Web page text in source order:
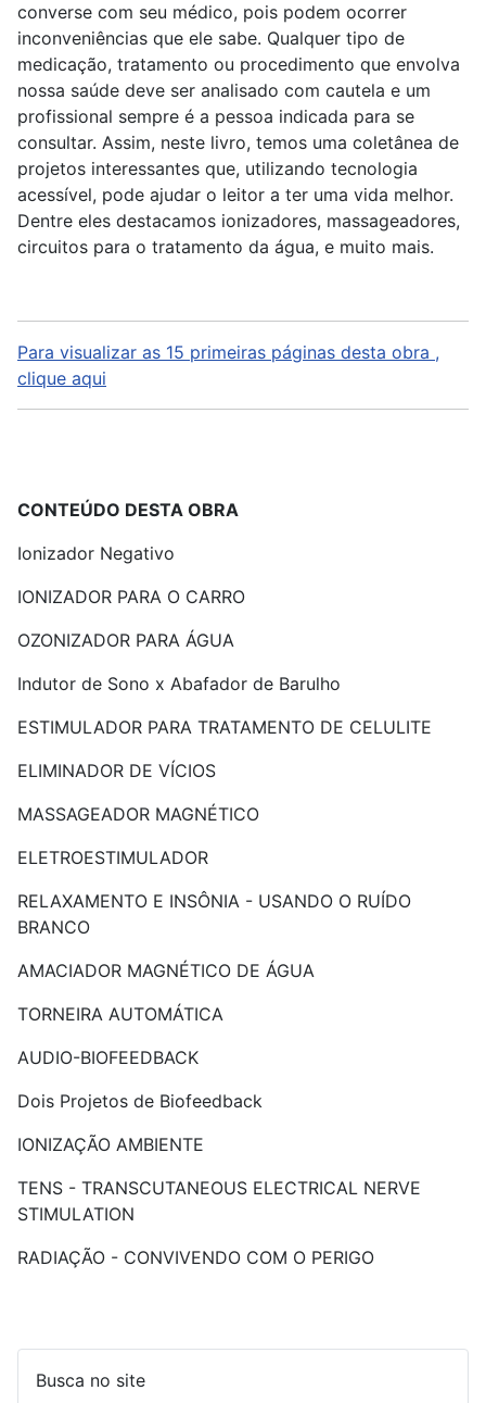
converse com seu médico, pois podem ocorrer
inconveniências que ele sabe. Qualquer tipo de
medicação, tratamento ou procedimento que envolva
nossa saúde deve ser analisado com cautela e um
profissional sempre é a pessoa indicada para se
consultar. Assim, neste livro, temos uma coletânea de
projetos interessantes que, utilizando tecnologia
acessível, pode ajudar o leitor a ter uma vida melhor.
Dentre eles destacamos ionizadores, massageadores,
circuitos para o tratamento da água, e muito mais.
Para visualizar as 15 primeiras páginas desta obra ,
clique aqui
CONTEÚDO DESTA OBRA
Ionizador Negativo
IONIZADOR PARA O CARRO
OZONIZADOR PARA ÁGUA
Indutor de Sono x Abafador de Barulho
ESTIMULADOR PARA TRATAMENTO DE CELULITE
ELIMINADOR DE VÍCIOS
MASSAGEADOR MAGNÉTICO
ELETROESTIMULADOR
RELAXAMENTO E INSÔNIA - USANDO O RUÍDO
BRANCO
AMACIADOR MAGNÉTICO DE ÁGUA
TORNEIRA AUTOMÁTICA
AUDIO-BIOFEEDBACK
Dois Projetos de Biofeedback
IONIZAÇÃO AMBIENTE
TENS - TRANSCUTANEOUS ELECTRICAL NERVE
STIMULATION
RADIAÇÃO - CONVIVENDO COM O PERIGO
Busca no site